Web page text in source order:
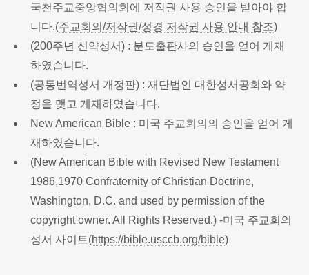
국천주교중앙협의회에 저작권 사용 승인을 받아야 합
니다.(주교회의/저작권/성경 저작권 사용 안내 참조)
(200주년 신약성서) : 분도출판사의 승인을 얻어 게재
하였습니다.
(공동번역성서 개정판) : 재단법인 대한성서공회와 약
정을 맺고 게재하였습니다.
New American Bible : 미국 주교회의의 승인을 얻어 게
재하였습니다.
(New American Bible with Revised New Testament
1986,1970 Confraternity of Christian Doctrine,
Washington, D.C. and used by permission of the
copyright owner. All Rights Reserved.) -미국 주교회의
성서 사이트(https://bible.usccb.org/bible)